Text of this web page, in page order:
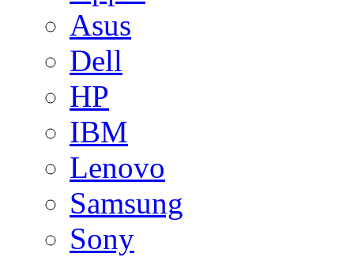
Asus
Dell
HP
IBM
Lenovo
Samsung
Sony